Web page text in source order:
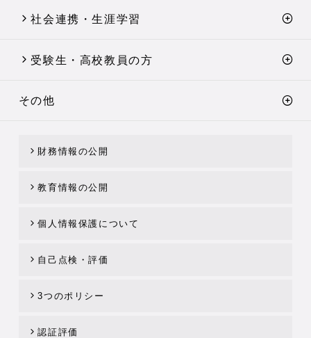
社会連携・生涯学習
受験生・高校教員の方
その他
財務情報の公開
教育情報の公開
個人情報保護について
自己点検・評価
3つのポリシー
認証評価